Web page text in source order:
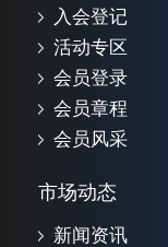
入会登记
活动专区
会员登录
会员章程
会员风采
市场动态
新闻资讯